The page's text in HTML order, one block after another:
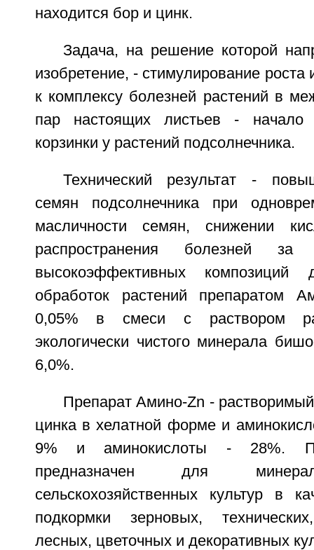
находится бор и цинк.
Задача, на решение которой
изобретение, - стимулирование
к комплексу болезней растений в
пар настоящих листьев - начало
корзинки у растений подсолнечника.
Технический результат -
семян подсолнечника при
масличности семян, снижении
распространения болезней за
высокоэффективных композиций
обработок растений препаратом
0,05% в смеси с раствором
экологически чистого минерала
6,0%.
Препарат Амино-Zn -
цинка в хелатной форме и
9% и аминокислоты - 28%.
предназначен для
сельскохозяйственных культур в
подкормки зерновых,
лесных, цветочных и декоративных